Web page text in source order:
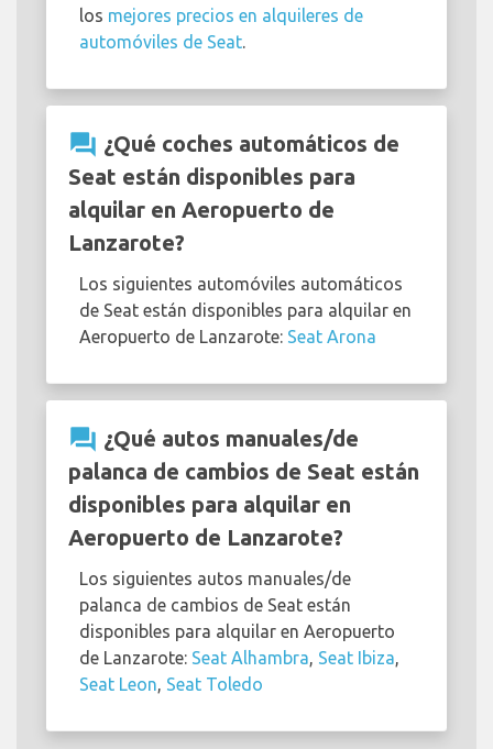
los mejores precios en alquileres de
automóviles de Seat
question_answer ¿Qué coches automáticos de
Seat están disponibles para
alquilar en Aeropuerto de
Lanzarote?
Los siguientes automóviles automáticos
de Seat están disponibles para alquilar en
Aeropuerto de Lanzarote: Seat Arona
question_answer ¿Qué autos manuales/de
palanca de cambios de Seat están
disponibles para alquilar en
Aeropuerto de Lanzarote?
Los siguientes autos manuales/de
palanca de cambios de Seat están
disponibles para alquilar en Aeropuerto
de Lanzarote: Seat Alhambra Seat Ibiza
Seat Leon Seat Toledo